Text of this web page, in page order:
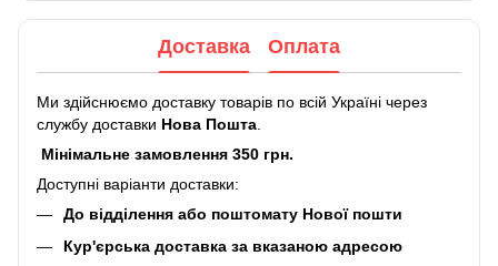
Доставка Оплата
Ми здійснюємо доставку товарів по всій Україні через
службу доставки Нова Пошта.
Мінімальне замовлення 350 грн.
Доступні варіанти доставки:
До відділення або поштомату Нової пошти
Кур'єрська доставка за вказаною адресою